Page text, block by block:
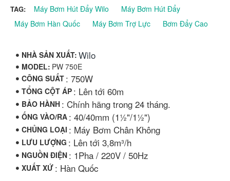
TAG: Máy Bơm Hút Đẩy Wilo
Máy Bơm Hút Đẩy
Máy Bơm Hàn Quốc
Máy Bơm Trợ Lực Bơm Đẩy Cao
NHÀ SẢN XUẤT: Wilo
MODEL: PW 750E
CÔNG SUẤT : 750W
TỔNG CỘT ÁP : Lên tới 60m
BẢO HÀNH : Chính hãng trong 24 tháng.
ỐNG VÀO/RA : 40/40mm (1½"/1½")
CHỦNG LOẠI : Máy Bơm Chân Không
LƯU LƯỢNG : Lên tới 3,8m³/h
NGUỒN ĐIỆN : 1Pha / 220V / 50Hz
XUẤT XỨ : Hàn Quốc